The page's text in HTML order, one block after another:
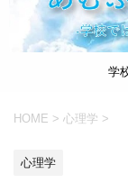
学
HOME > 心理学 >
心理学